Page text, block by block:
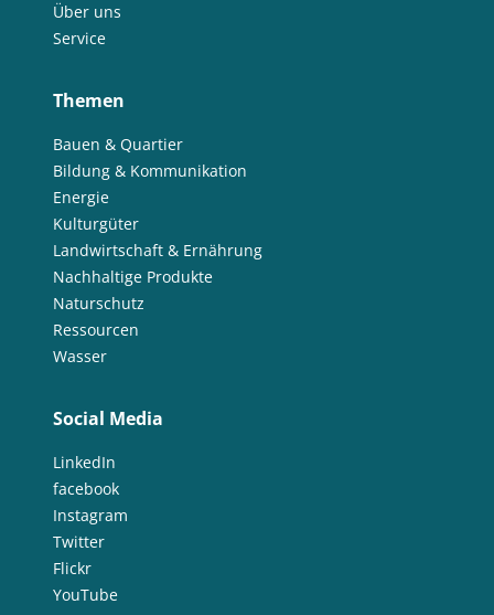
Über uns
Service
Themen
Bauen & Quartier
Bildung & Kommunikation
Energie
Kulturgüter
Landwirtschaft & Ernährung
Nachhaltige Produkte
Naturschutz
Ressourcen
Wasser
Social Media
LinkedIn
facebook
Instagram
Twitter
Flickr
YouTube